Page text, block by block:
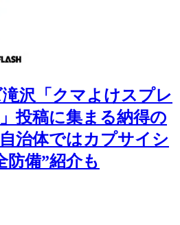
沢「クマよけスプレ
投稿に集まる納得の
治体ではカプサイシ
防備”紹介も